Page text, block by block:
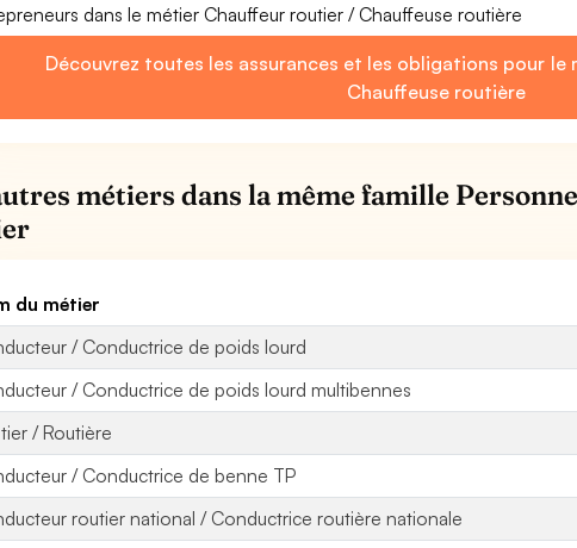
dans le métier Chauffeur routier / Chauffeuse routière
Découvrez toutes les assurances et les obligations pour
Chauffeuse routière
métiers dans la même famille
du métier
/ Conductrice de poids lourd
/ Conductrice de poids lourd multibennes
/ Routière
/ Conductrice de benne TP
routier national / Conductrice routière nationale